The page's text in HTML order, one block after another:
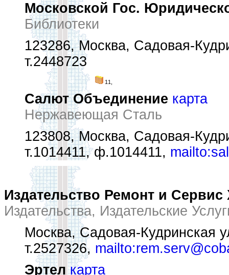
Московской Гос.
Библиотеки
123286, Москва, Садовая-
т.2448723
11,
Салют Объединение карта
Нержавеющая Сталь
123808, Москва, Садовая-
т.1014411, ф.1014411,
Издательство Ремонт и Сервис
Издательства, Издательские
Москва, Садовая-Кудринская
т.2527326,
Эртел карта